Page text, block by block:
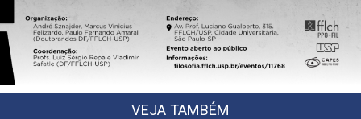
VEJA TAMBÉM